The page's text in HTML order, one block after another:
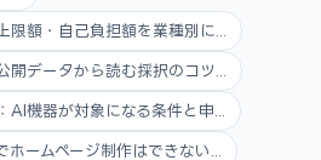
額・自己負担額を業種別に...
データから読む採択のコツ...
機器が対象になる条件と申...
ームページ制作はできない...